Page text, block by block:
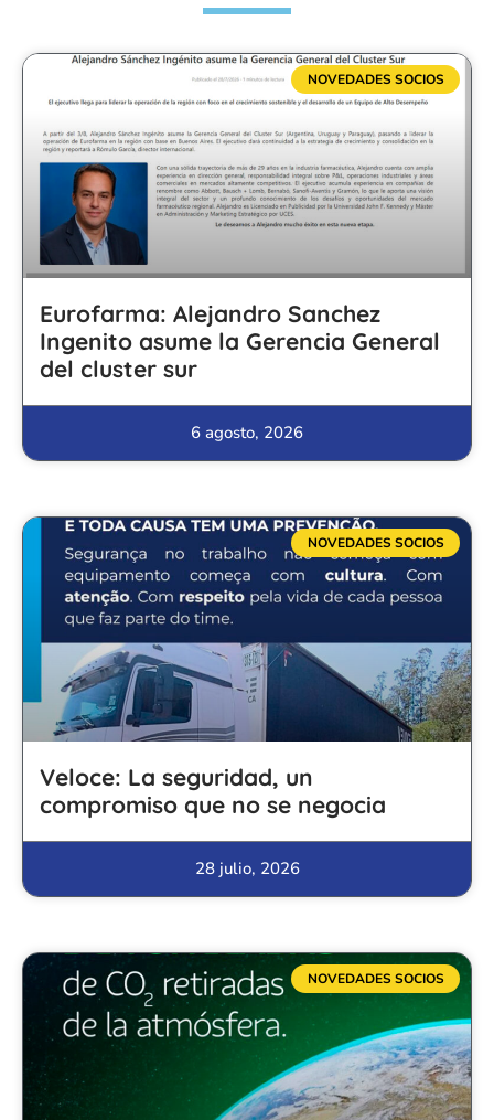
NOVEDADES SOCIOS
Eurofarma: Alejandro Sanchez
Ingenito asume la Gerencia General
del cluster sur
6 agosto, 2026
NOVEDADES SOCIOS
Veloce: La seguridad, un
compromiso que no se negocia
28 julio, 2026
NOVEDADES SOCIOS